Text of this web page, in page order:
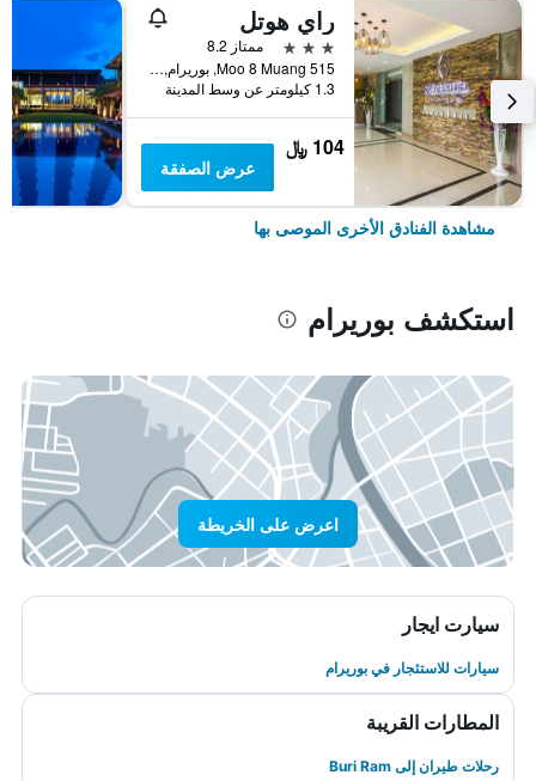
راي هوتل
3 نجوم
ممتاز 8.2
515 Moo 8 Muang, بوريرام, تايلاند
1.3 كيلومتر عن وسط المدينة
104 ﷼
عرض الصفقة
مشاهدة الفنادق الأخرى الموصى بها
استكشف بوريرام
اعرض على الخريطة
سيارت ايجار
سيارات للاستئجار في بوريرام
المطارات القريبة
رحلات طيران إلى Buri Ram